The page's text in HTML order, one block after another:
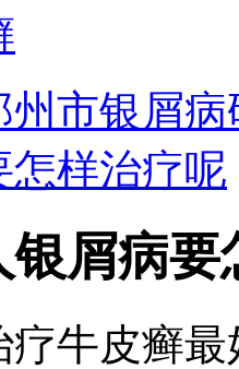
州市银屑病
样治疗呢
屑病要
牛皮癣